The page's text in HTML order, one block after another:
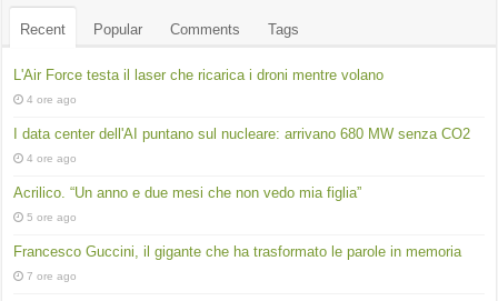
Recent Popular Comments Tags
L'Air Force testa il laser che ricarica i droni mentre volano
4 ore ago
I data center dell'AI puntano sul nucleare: arrivano 680 MW senza CO2
4 ore ago
Acrilico. “Un anno e due mesi che non vedo mia figlia”
5 ore ago
Francesco Guccini, il gigante che ha trasformato le parole in memoria
7 ore ago